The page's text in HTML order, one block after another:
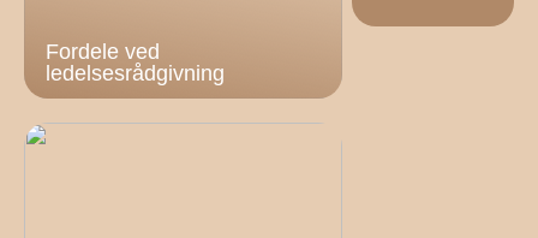
Fordele ved
ledelsesrådgivning